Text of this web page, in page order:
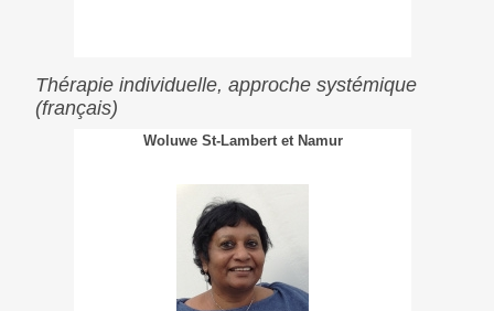
Thérapie individuelle, approche systémique
(français)
Woluwe St-Lambert et Namur